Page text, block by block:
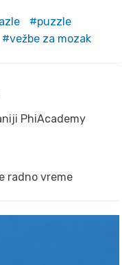
puzzle
vežbe za mozak
PhiAcademy
radno vreme